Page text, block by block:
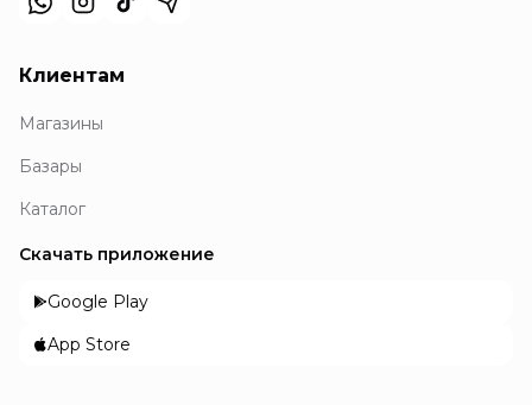
Клиентам
Магазины
Базары
Каталог
Скачать приложение
Google Play
App Store